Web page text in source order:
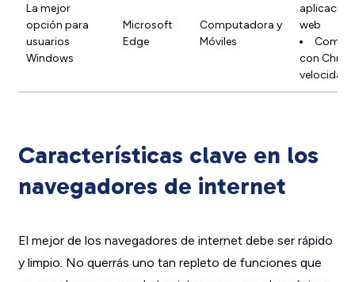
La mejor
opción para
usuarios
Windows
Microsoft
Edge
Computadora y
Móviles
web
con
velocidad
Características clave en los
navegadores de internet
El mejor de los navegadores de internet debe ser rápido
y limpio. No querrás uno tan repleto de funciones que